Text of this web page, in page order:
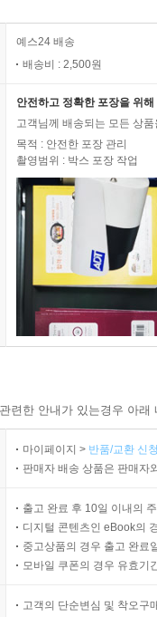
예스24 배송
배송비 : 2,500원
안전하고 정확한 포장을 위
고객님께 배송되는 모든 상
목적 : 안전한 포장 관리
촬영범위 : 박스 포장 작업
련한 안내가 있는경우 아
마이페이지 > 반품/교환 신
판매자 배송 상품은 판매자
출고 완료 후 10일 이내의
디지털 콘텐츠인 eBook의
중고상품의 경우 출고 완료
모바일 쿠폰의 경우 유효기
고객의 단순변심 및 착오구